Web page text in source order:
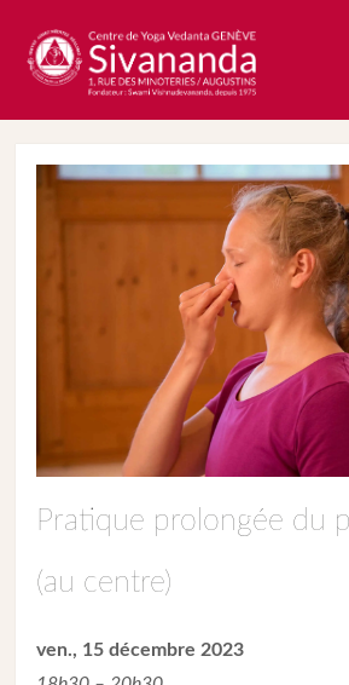
Pratique prolongée du
(au centre)
ven., 15 décembre 2023